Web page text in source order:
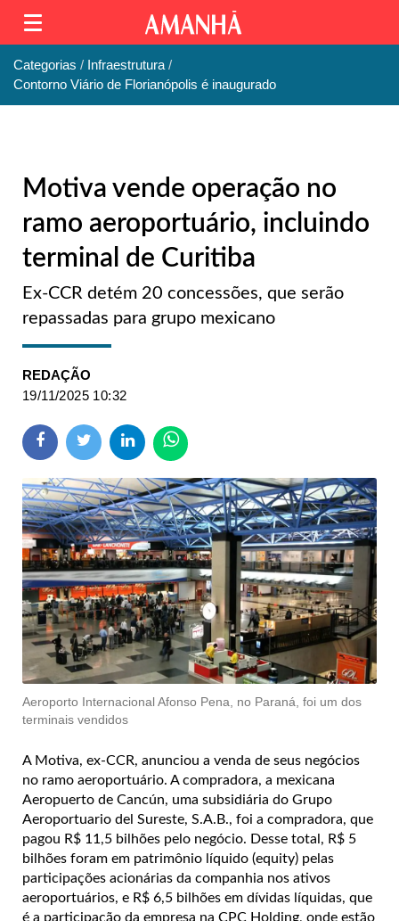
Categorias
Infraestrutura
Contorno Viário de Florianópolis é inaugurado
Motiva vende operação no
ramo aeroportuário, incluindo
terminal de Curitiba
Ex-CCR detém 20 concessões, que serão
repassadas para grupo mexicano
REDAÇÃO
19/11/2025 10:32
Aeroporto Internacional Afonso Pena, no Paraná, foi um dos
terminais vendidos
A Motiva, ex-CCR, anunciou a venda de seus negócios
no ramo aeroportuário. A compradora, a mexicana
Aeropuerto de Cancún, uma subsidiária do Grupo
Aeroportuario del Sureste, S.A.B., foi a compradora, que
pagou R$ 11,5 bilhões pelo negócio. Desse total, R$ 5
bilhões foram em patrimônio líquido (equity) pelas
participações acionárias da companhia nos ativos
aeroportuários, e R$ 6,5 bilhões em dívidas líquidas, que
é a participação da empresa na CPC Holding, onde estão